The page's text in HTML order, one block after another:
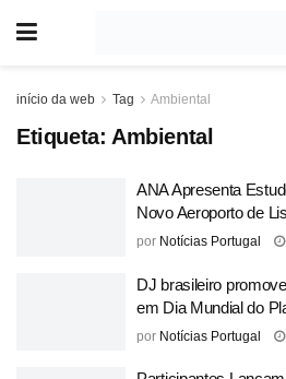
início da web Tag Ambiental
Etiqueta: Ambiental
ANA Apresenta
Novo Aeroporto de
por Notícias Portugal
DJ brasileiro
em Dia Mundial do
por Notícias Portugal